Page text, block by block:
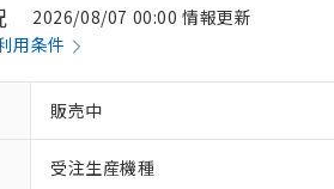
2026/08/07 00:00 情報更新
用条件
販売中
受注生産機種